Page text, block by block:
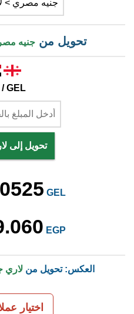
تحويل من جنيه
/ GEL
تحويل إلى
GEL
EGP
العكس: تحويل منلاري
اختيار